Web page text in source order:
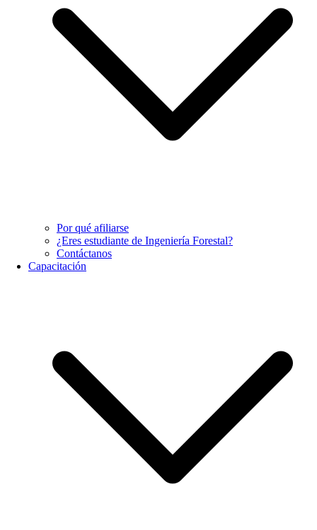
Por qué afiliarse
¿Eres estudiante de Ingeniería Forestal?
Contáctanos
Capacitación